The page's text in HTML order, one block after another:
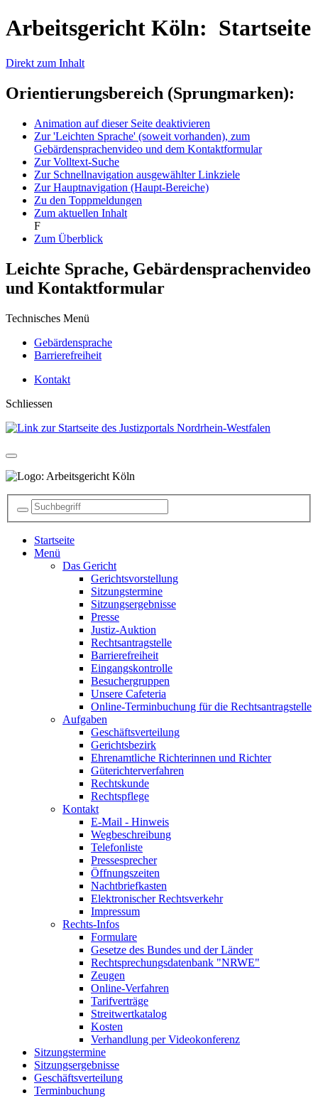
Arbeitsgericht Köln: Startseite
Direkt zum Inhalt
Orientierungsbereich (Sprungmarken):
Animation auf dieser Seite deaktivieren
Zur 'Leichten Sprache' (soweit vorhanden), zum
Gebärdensprachenvideo und dem Kontaktformular
Zur Volltext-Suche
Zur Schnellnavigation ausgewählter Linkziele
Zur Hauptnavigation (Haupt-Bereiche)
Zu den Toppmeldungen
Zum aktuellen Inhalt
F
Zum Überblick
Leichte Sprache, Gebärdensprachenvideo
und Kontaktformular
Technisches Menü
Gebärdensprache
Barrierefreiheit
Kontakt
Schliessen
Startseite
Menü
Das Gericht
Gerichtsvorstellung
Sitzungstermine
Sitzungsergebnisse
Presse
Justiz-Auktion
Rechtsantragstelle
Barrierefreiheit
Eingangskontrolle
Besuchergruppen
Unsere Cafeteria
Online-Terminbuchung für die Rechtsantragstelle
Aufgaben
Geschäftsverteilung
Gerichtsbezirk
Ehrenamtliche Richterinnen und Richter
Güterichterverfahren
Rechtskunde
Rechtspflege
Kontakt
E-Mail - Hinweis
Wegbeschreibung
Telefonliste
Pressesprecher
Öffnungszeiten
Nachtbriefkasten
Elektronischer Rechtsverkehr
Impressum
Rechts-Infos
Formulare
Gesetze des Bundes und der Länder
Rechtsprechungsdatenbank "NRWE"
Zeugen
Online-Verfahren
Tarifverträge
Streitwertkatalog
Kosten
Verhandlung per Videokonferenz
Sitzungstermine
Sitzungsergebnisse
Geschäftsverteilung
Terminbuchung